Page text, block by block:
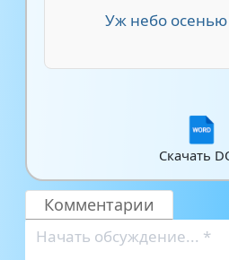
Уж небо
Скачать
Комментарии